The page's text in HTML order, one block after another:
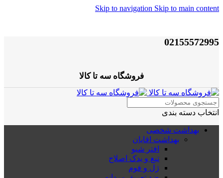
Skip to navigation Skip to main content
02155572995
فروشگاه سه تا کالا
انتخاب دسته بندی
بهداشت شخصی
بهداشت اقایان
افتر شیو
تیغ و یدک اصلاح
ژل و فوم